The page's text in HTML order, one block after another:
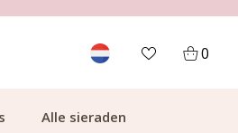
0
Alle sieraden